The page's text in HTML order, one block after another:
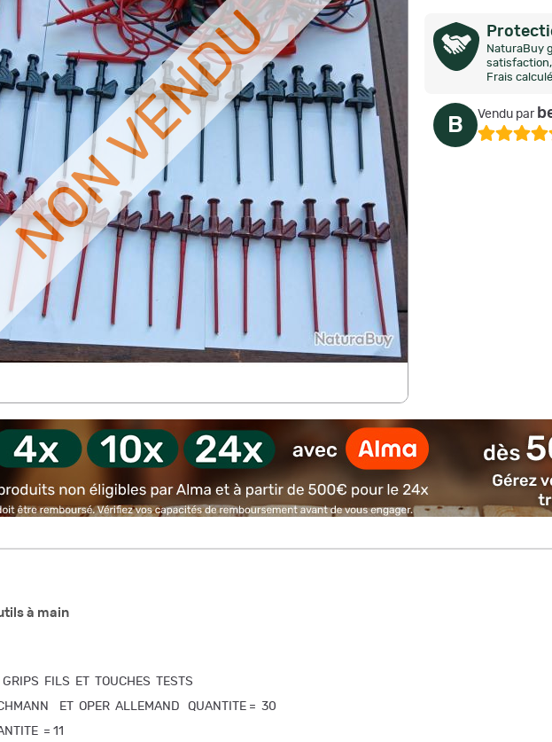
NON VENDU
NaturaBuy
Frais
B Vendu par
à main
FILS ET TOUCHES TESTS
ET OPER ALLEMAND QUANTITE = 30
= 11